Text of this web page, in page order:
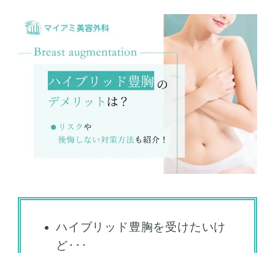
ハイブリッド豊胸を受けたいけ
ど･･･